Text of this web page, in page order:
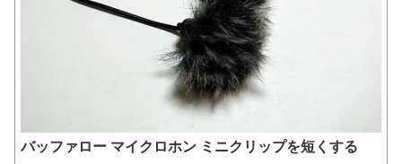
バッファロー マイクロホン ミニクリップを短くする